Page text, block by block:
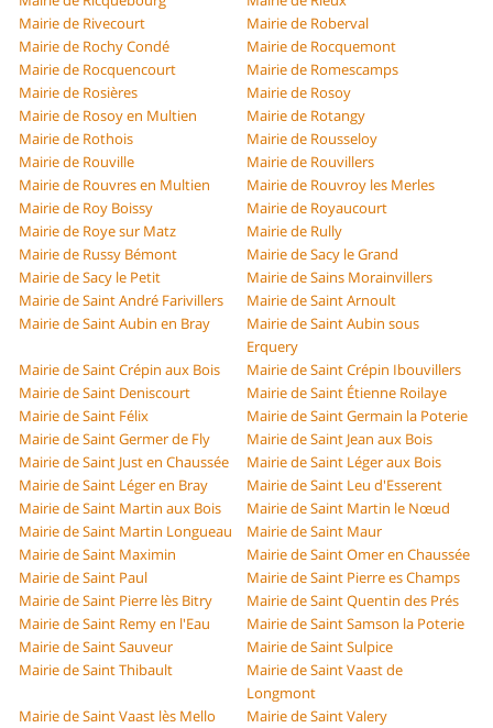
Mairie de Rivecourt
Mairie de Roberval
Mairie de Rochy Condé
Mairie de Rocquemont
Mairie de Rocquencourt
Mairie de Romescamps
Mairie de Rosières
Mairie de Rosoy
Mairie de Rosoy en Multien
Mairie de Rotangy
Mairie de Rothois
Mairie de Rousseloy
Mairie de Rouville
Mairie de Rouvillers
Mairie de Rouvres en Multien
Mairie de Rouvroy les Merles
Mairie de Roy Boissy
Mairie de Royaucourt
Mairie de Roye sur Matz
Mairie de Rully
Mairie de Russy Bémont
Mairie de Sacy le Grand
Mairie de Sacy le Petit
Mairie de Sains Morainvillers
Mairie de Saint André Farivillers
Mairie de Saint Arnoult
Mairie de Saint Aubin en Bray
Mairie de Saint Aubin sous
Erquery
Mairie de Saint Crépin aux Bois
Mairie de Saint Crépin Ibouvillers
Mairie de Saint Deniscourt
Mairie de Saint Étienne Roilaye
Mairie de Saint Félix
Mairie de Saint Germain la Poterie
Mairie de Saint Germer de Fly
Mairie de Saint Jean aux Bois
Mairie de Saint Just en Chaussée
Mairie de Saint Léger aux Bois
Mairie de Saint Léger en Bray
Mairie de Saint Leu d'Esserent
Mairie de Saint Martin aux Bois
Mairie de Saint Martin le Nœud
Mairie de Saint Martin Longueau
Mairie de Saint Maur
Mairie de Saint Maximin
Mairie de Saint Omer en Chaussée
Mairie de Saint Paul
Mairie de Saint Pierre es Champs
Mairie de Saint Pierre lès Bitry
Mairie de Saint Quentin des Prés
Mairie de Saint Remy en l'Eau
Mairie de Saint Samson la Poterie
Mairie de Saint Sauveur
Mairie de Saint Sulpice
Mairie de Saint Thibault
Mairie de Saint Vaast de
Longmont
Mairie de Saint Vaast lès Mello
Mairie de Saint Valery